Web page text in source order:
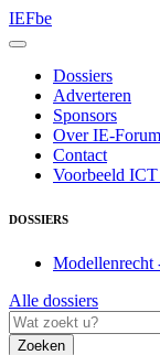
IEFbe
Dossiers
Adverteren
Sponsors
Over IE-
Contact
Voorbeeld
DOSSIERS
Modellenrecht
Alle dossiers
Zoeken